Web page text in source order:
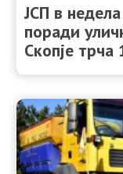
ЈСП в
поради
Скопје трча